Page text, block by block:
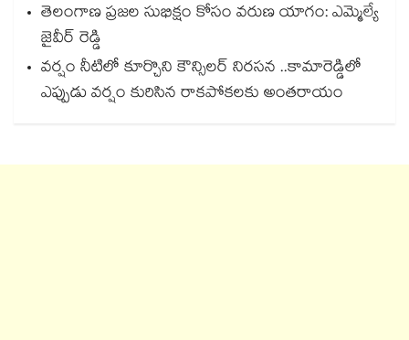
తెలంగాణ ప్రజల సుభిక్షం కోసం వరుణ యాగం: ఎమ్మెల్యే
జైవీర్ రెడ్డి
వర్షం నీటిలో కూర్చొని కౌన్సిలర్ నిరసన ..కామారెడ్డిలో
ఎప్పుడు వర్షం కురిసిన రాకపోకలకు అంతరాయం